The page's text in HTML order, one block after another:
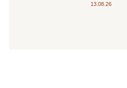
13.08.26